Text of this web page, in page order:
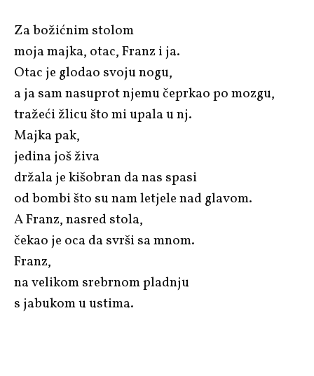
Za božićnim stolom
moja majka, otac, Franz i ja.
Otac je glodao svoju nogu,
a ja sam nasuprot njemu čeprkao po mozgu,
tražeći žlicu što mi upala u nj.
Majka pak,
jedina još živa
držala je kišobran da nas spasi
od bombi što su nam letjele nad glavom.
A Franz, nasred stola,
čekao je oca da svrši sa mnom.
Franz,
na velikom srebrnom pladnju
s jabukom u ustima.